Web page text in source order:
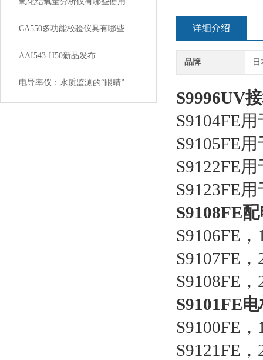
CA550多功能校验仪具有哪些特点呢？
AAI543-H50新品发布
电导率仪：水质监测的“眼睛”
详细介绍
品牌
S9996UV
S9104FE
S9105FE
S9122FE
S9123FE
S9108FE
S9106FE，
S9107FE，
S9108FE，
S9101FE
S9100FE，
S9121FE，